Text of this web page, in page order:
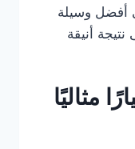
أفضل وسيلة
أنيقة
مثاليًا